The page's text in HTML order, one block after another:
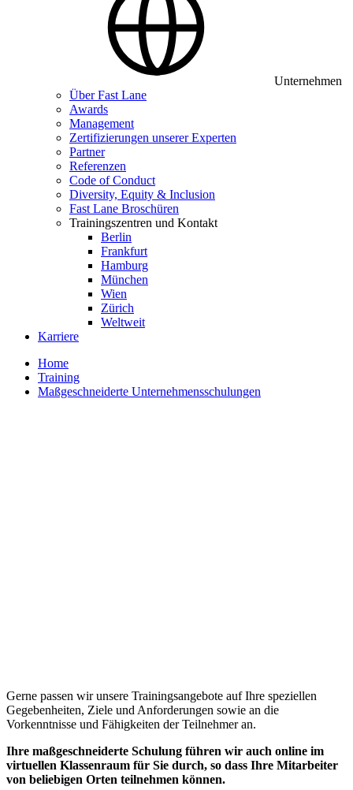
Unternehmen
Über Fast Lane
Awards
Management
Zertifizierungen unserer Experten
Partner
Referenzen
Code of Conduct
Diversity, Equity & Inclusion
Fast Lane Broschüren
Trainingszentren und Kontakt
Berlin
Frankfurt
Hamburg
München
Wien
Zürich
Weltweit
Karriere
Home
Training
Maßgeschneiderte Unternehmensschulungen
Gerne passen wir unsere Trainingsangebote auf Ihre speziellen
Gegebenheiten, Ziele und Anforderungen sowie an die
Vorkenntnisse und Fähigkeiten der Teilnehmer an.
Ihre maßgeschneiderte Schulung führen wir auch online im
virtuellen Klassenraum für Sie durch, so dass Ihre Mitarbeiter
von beliebigen Orten teilnehmen können.